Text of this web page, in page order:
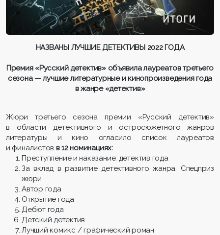
НАЗВАНЫ ЛУЧШИЕ ДЕТЕКТИВЫ 2022 ГОДА
Премия «Русский детектив» объявила лауреатов третьего
сезона — лучшие литературные и кинопроизведения года
в жанре «детектив»
Жюри третьего сезона премии «Русский детектив»
в области детективного и остросюжетного жанров
литературы и кино огласило список лауреатов
и финалистов в 12 номинациях:
Преступление и наказание: детектив года
За вклад в развитие детективного жанра. Спецприз
жюри
Автор года
Открытие года
Дебют года
Детский детектив
Лучший комикс / графический роман